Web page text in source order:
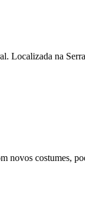
na
novos costumes,